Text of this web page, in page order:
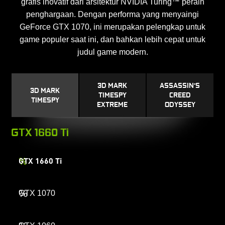
grafis inovatif dari arsitektur NVIDIA Turing™ peraih
penghargaan. Dengan performa yang menyaingi
GeForce GTX 1070, ini merupakan pelengkap untuk
game populer saat ini, dan bahkan lebih cepat untuk
judul game modern.
3D MARK
TIMESPY
3D MARK
TIMESPY
EXTREME
ASSASSIN’S
CREED
ODYSSEY
GTX 1660 Ti
GTX 1660 Ti
%
GTX 1070
%